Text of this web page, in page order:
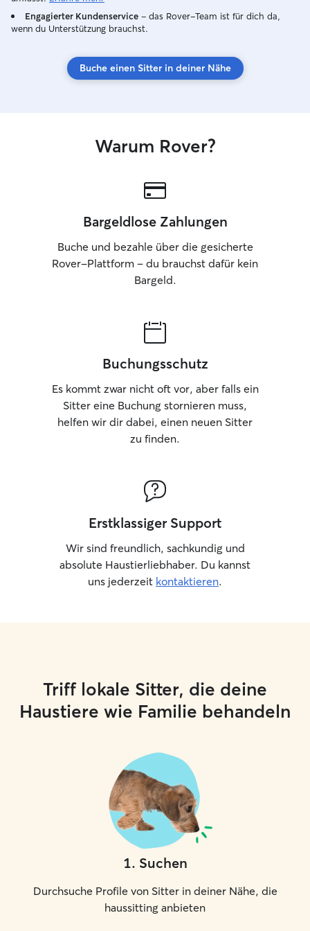
Vollzeit und würde meine Arbeitszeit
oder Home Office an die Betreuung
erwünscht, um es besser einzuplanen
und abzustimmen. Da ich eine ältere
Seniorin habe, die ungern ihr Revier mit
Engagierter Kundenservice – das Rover-Team ist für dich da,
wenn du Unterstützung brauchst.
Buche einen Sitter in deiner Nähe
Warum Rover?
Bargeldlose Zahlungen
Buche und bezahle über die gesicherte
Rover-Plattform – du brauchst dafür kein
Bargeld.
Buchungsschutz
Es kommt zwar nicht oft vor, aber falls ein
Sitter eine Buchung stornieren muss,
helfen wir dir dabei, einen neuen Sitter
zu finden.
Erstklassiger Support
Wir sind freundlich, sachkundig und
absolute Haustierliebhaber. Du kannst
uns jederzeit kontaktieren.
Triff lokale Sitter, die deine
Haustiere wie Familie behandeln
1. Suchen
Durchsuche Profile von Sitter in deiner Nähe, die
haussitting anbieten